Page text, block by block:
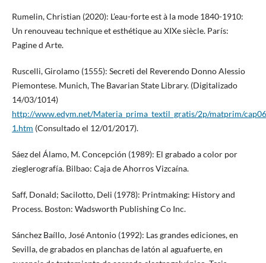
Rumelin, Christian (2020): L’eau-forte est à la mode 1840-1910:
Un renouveau technique et esthétique au XIXe siècle. París:
Pagine d Arte.
Ruscelli, Girolamo (1555): Secreti del Reverendo Donno Alessio
Piemontese. Munich, The Bavarian State Library. (Digitalizado
14/03/1014)
http://www.edym.net/Materia_prima_textil_gratis/2p/matprim/
1.htm (Consultado el 12/01/2017).
Sáez del Álamo, M. Concepción (1989): El grabado a color por
zieglerografía. Bilbao: Caja de Ahorros Vizcaína.
Saff, Donald; Sacilotto, Deli (1978): Printmaking: History and
Process. Boston: Wadsworth Publishing Co Inc.
Sánchez Baíllo, José Antonio (1992): Las grandes ediciones, en
Sevilla, de grabados en planchas de latón al aguafuerte, en